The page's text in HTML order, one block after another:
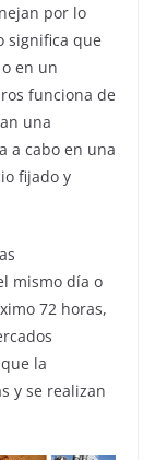
por lo
significa que
en un
funciona de
una
a cabo en una
fijado y
mismo día o
72 horas,
la
y se realizan